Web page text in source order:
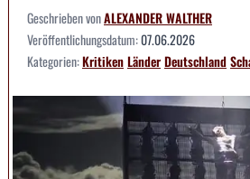
Geschrieben vonALEXANDER WALTHER
Veröffentlichungsdatum:07.06.2026
Kategorien:KritikenLänderDeutschland